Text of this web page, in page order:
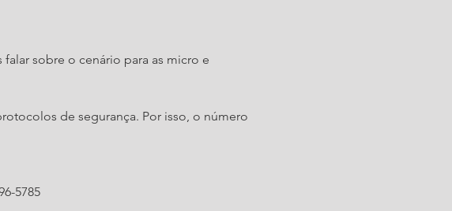
sobre o cenário para as micro e
de segurança. Por isso, o número
5785